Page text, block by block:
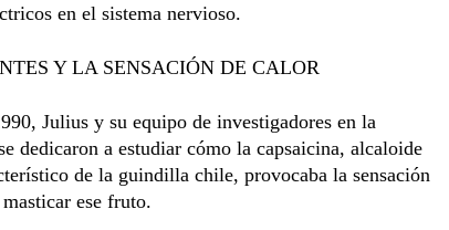
en el sistema nervioso.
Y LA SENSACIÓN DE CALOR
Julius y su equipo de investigadores en la
dedicaron a estudiar cómo la capsaicina, alcaloide
de la guindilla chile, provocaba la sensación
ese fruto.